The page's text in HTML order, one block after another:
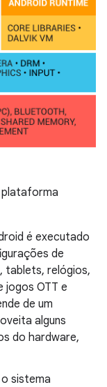
plataforma
é executado
de
tablets, relógios,
jogos OTT e
de um
alguns
do hardware,
o sistema